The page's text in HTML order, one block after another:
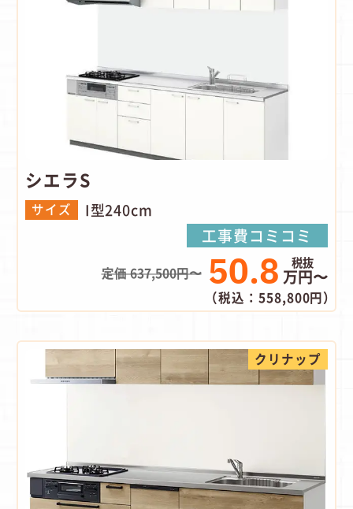
シエラS
サイズ I型240cm
工事費コミコミ
定価 637,500円〜 50.8 万円〜
（税込：558,800円）
クリナップ